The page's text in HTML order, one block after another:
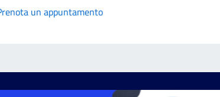
un appuntamento